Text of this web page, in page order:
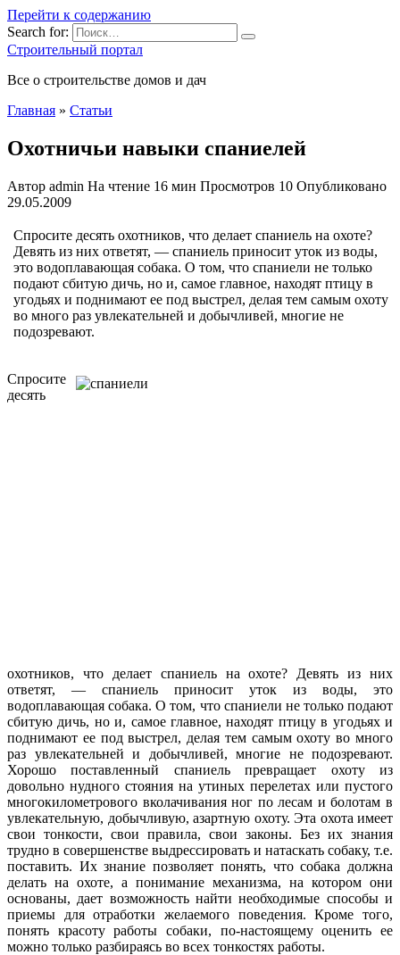
Перейти к содержанию
Search for:
Строительный портал
Все о строительстве домов и дач
Главная » Статьи
Охотничьи навыки спаниелей
Автор admin На чтение 16 мин Просмотров 10 Опубликовано
29.05.2009
Спросите десять охотников, что делает спаниель на охоте?
Девять из них ответят, — спаниель приносит уток из воды,
это водоплавающая собака. О том, что спаниели не только
подают сбитую дичь, но и, самое главное, находят птицу в
угодьях и поднимают ее под выстрел, делая тем самым охоту
во много раз увлекательней и добычливей, многие не
подозревают.
Спросите
десять
охотников, что делает спаниель на охоте? Девять из них
ответят, — спаниель приносит уток из воды, это
водоплавающая собака. О том, что спаниели не только подают
сбитую дичь, но и, самое главное, находят птицу в угодьях и
поднимают ее под выстрел, делая тем самым охоту во много
раз увлекательней и добычливей, многие не подозревают.
Хорошо поставленный спаниель превращает охоту из
довольно нудного стояния на утиных перелетах или пустого
многокилометрового вколачивания ног по лесам и болотам в
увлекательную, добычливую, азартную охоту. Эта охота имеет
свои тонкости, свои правила, свои законы. Без их знания
трудно в совершенстве выдрессировать и натаскать собаку, т.е.
поставить. Их знание позволяет понять, что собака должна
делать на охоте, а понимание механизма, на котором они
основаны, дает возможность найти необходимые способы и
приемы для отработки желаемого поведения. Кроме того,
понять красоту работы собаки, по-настоящему оценить ее
можно только разбираясь во всех тонкостях работы.